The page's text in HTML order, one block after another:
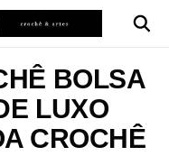
BOLSA
LUXO
CROCHÊ